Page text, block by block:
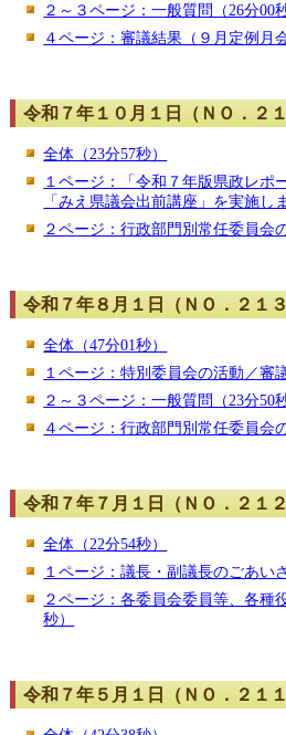
２～３ページ：一般質問（26分00秒
４ページ：審議結果（９月定例月
令和７年１０月１日（ＮＯ．２１
全体（23分57秒）
１ページ：「令和７年版県政レポ
「みえ県議会出前講座」を実施
２ページ：行政部門別常任委員会
令和７年８月１日（ＮＯ．２１３
全体（47分01秒）
１ページ：特別委員会の活動／審
２～３ページ：一般質問（23分50秒
４ページ：行政部門別常任委員会
令和７年７月１日（ＮＯ．２１２
全体（22分54秒）
１ページ：議長・副議長のごあい
２ページ：各委員会委員等、各種
秒）
令和７年５月１日（ＮＯ．２１１